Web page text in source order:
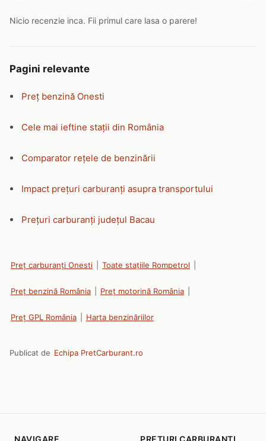
Nicio recenzie inca. Fii primul care lasa o parere!
Pagini relevante
Preț benzină Onesti
Cele mai ieftine stații din România
Comparator rețele de benzinării
Impact prețuri carburanți asupra transportului
Prețuri carburanți județul Bacau
Preț carburanți Onesti Toate stațiile Rompetrol
Preț benzină România Preț motorină România
Preț GPL România Harta benzinăriilor
Publicat de Echipa PretCarburant.ro
NAVIGARE PRETURI CARBURANTI